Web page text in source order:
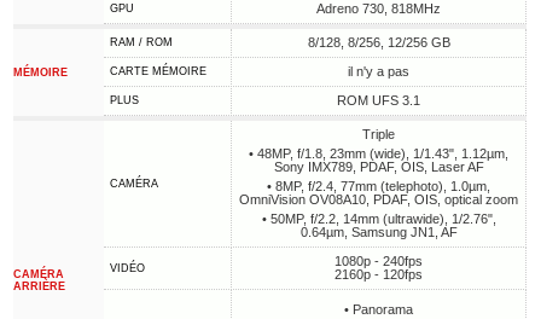
GPU Adreno 730, 818MHz
MÉMOIRE
RAM / ROM 8/128, 8/256, 12/256 GB
CARTE MÉMOIRE il n'y a pas
PLUS ROM UFS 3.1
CAMÉRA
ARRIÈRE
CAMÉRA
Triple
• 48MP, f/1.8, 23mm (wide), 1/1.43", 1.12µm,
Sony IMX789, PDAF, OIS, Laser AF
• 8MP, f/2.4, 77mm (telephoto), 1.0µm,
OmniVision OV08A10, PDAF, OIS, optical zoom
• 50MP, f/2.2, 14mm (ultrawide), 1/2.76",
0.64µm, Samsung JN1, AF
VIDÉO
1080p - 240fps
2160p - 120fps
• Panorama